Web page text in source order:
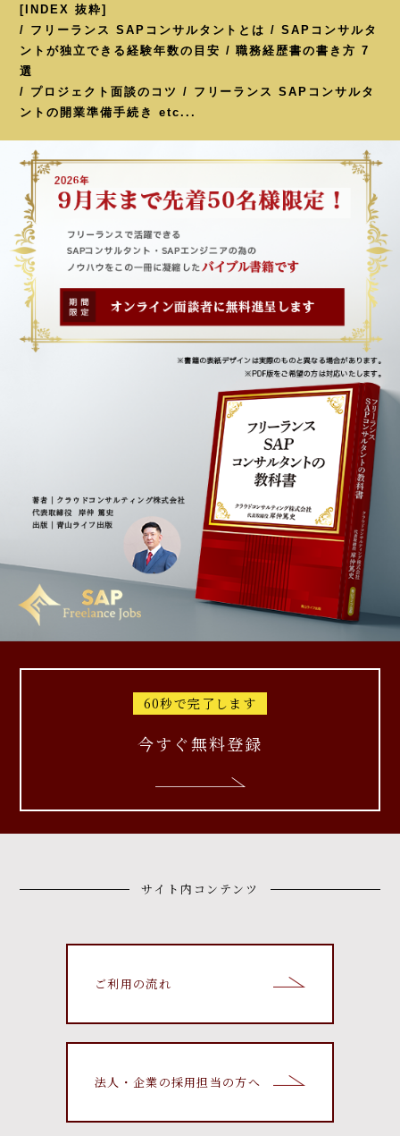
[INDEX 抜粋]
/ フリーランス SAPコンサルタントとは / SAPコンサルタ
ントが独立できる経験年数の目安 / 職務経歴書の書き方 7
選
/ プロジェクト面談のコツ / フリーランス SAPコンサルタ
ントの開業準備手続き etc...
60秒で完了します
今すぐ無料登録
サイト内コンテンツ
ご利用の流れ
法人・企業の採用担当の方へ